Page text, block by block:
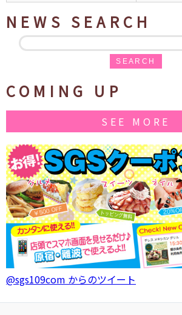
NEWS SEARCH
SEARCH
COMING UP
SEE MORE
@sgs109com からのツイート